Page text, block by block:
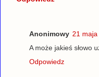
Anonimowy 21
A może jakieś słowo
Odpowiedz